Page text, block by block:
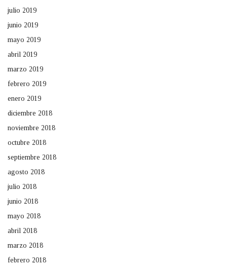
julio 2019
junio 2019
mayo 2019
abril 2019
marzo 2019
febrero 2019
enero 2019
diciembre 2018
noviembre 2018
octubre 2018
septiembre 2018
agosto 2018
julio 2018
junio 2018
mayo 2018
abril 2018
marzo 2018
febrero 2018